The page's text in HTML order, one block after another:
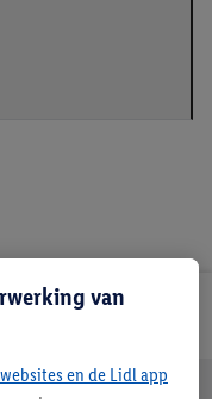
klant
van
en de Lidl app